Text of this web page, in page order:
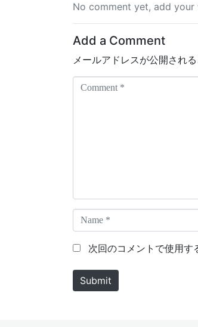
No comment yet, add your
Add a Comment
メールアドレスが公開される
a
m
*
次回のコメントで使用す
Submit